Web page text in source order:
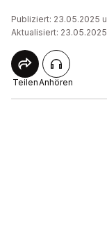
Publiziert: 23.05.2025
Aktualisiert:
TeilenAnhören